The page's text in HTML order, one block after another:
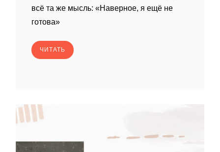
всё та же мысль: «Наверное, я ещё не
готова»
ЧИТАТЬ